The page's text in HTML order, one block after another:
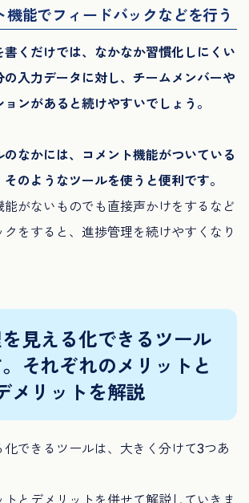
機能でフィードバックなどを行う
書くだけでは、なかなか習慣化しにくい
の入力データに対し、チームメンバーや
ンがあると続けやすいでしょう。
なかには、コメント機能がついている
のようなツールを使うと便利です。
能がないものでも直接声かけをするなど
クをすると、進捗管理を続けやすくなり
見える化できるツール
それぞれのメリットと
メリットを解説
できるツールは、大きく分けて3つあ
トとデメリットを併せて解説していきま